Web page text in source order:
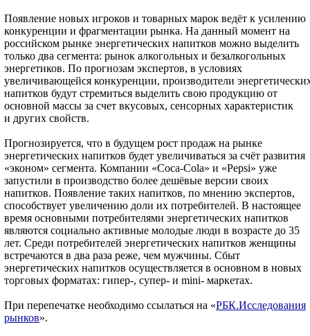
Появление новых игроков и товарных марок ведёт к усилению
конкуренции и фрагментации рынка. На данный момент на
российском рынке энергетических напитков можно выделить
только два сегмента: рынок алкогольных и безалкогольных
энергетиков. По прогнозам экспертов, в условиях
увеличивающейся конкуренции, производители
напитков будут стремиться выделить свою продукцию от
основной массы за счет вкусовых, сенсорных характеристик
и других свойств.
Прогнозируется, что в будущем рост продаж на рынке
энергетических напитков будет увеличиваться за счёт развития
«эконом» сегмента. Компании «Coca-Cola» и «Pepsi» уже
запустили в производство более дешёвые версии своих
напитков. Появление таких напитков, по мнению экспертов,
способствует увеличению доли их потребителей. В настоящее
время основными потребителями энергетических напитков
являются социально активные молодые люди в возрасте до 35
лет. Среди потребителей энергетических напитков женщины
встречаются в два раза реже, чем мужчины. Сбыт
энергетических напитков осуществляется в основном в новых
торговых форматах: гипер-, супер- и mini- маркетах.
При перепечатке необходимо ссылаться на «РБК.Исследования
рынков».